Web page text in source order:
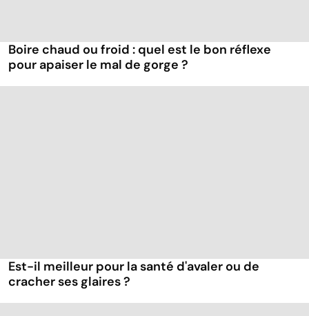
Boire chaud ou froid : quel est le bon réflexe
pour apaiser le mal de gorge ?
Est-il meilleur pour la santé d'avaler ou de
cracher ses glaires ?